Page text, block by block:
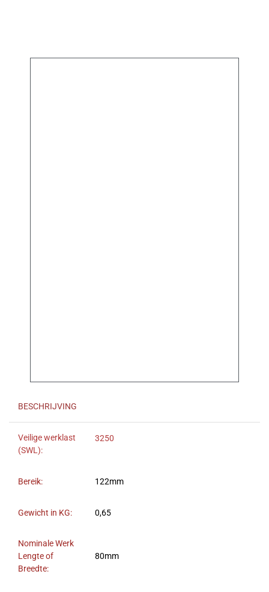
BESCHRIJVING
Veilige werklast
(SWL):
3250
Bereik: 122mm
Gewicht in KG: 0,65
Nominale Werk
Lengte of
Breedte:
80mm